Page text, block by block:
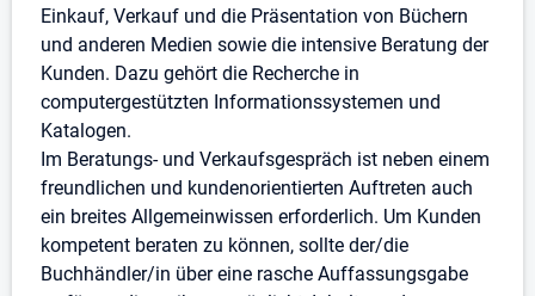
Einkauf, Verkauf und die Präsentation von Büchern
und anderen Medien sowie die intensive Beratung der
Kunden. Dazu gehört die Recherche in
computergestützten Informationssystemen und
Katalogen.
Im Beratungs- und Verkaufsgespräch ist neben einem
freundlichen und kundenorientierten Auftreten auch
ein breites Allgemeinwissen erforderlich. Um Kunden
kompetent beraten zu können, sollte der/die
Buchhändler/in über eine rasche Auffassungsgabe